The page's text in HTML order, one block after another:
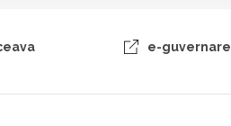
e-guvernare